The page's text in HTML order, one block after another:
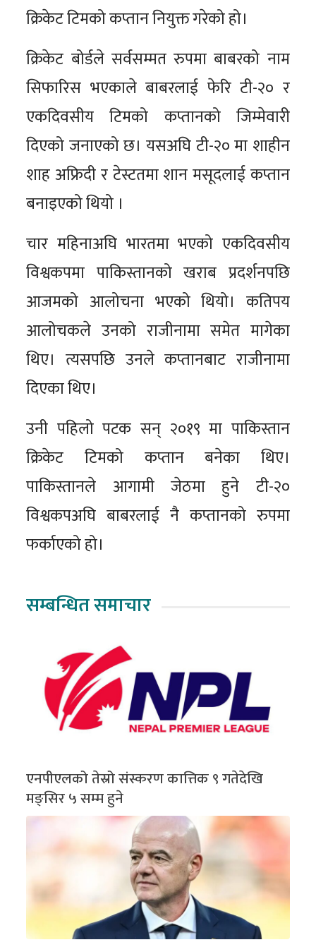
क्रिकेट टिमको कप्तान नियुक्त गरेको हो।
क्रिकेट बोर्डले सर्वसम्मत रुपमा बाबरको नाम
सिफारिस भएकाले बाबरलाई फेरि टी-२० र
एकदिवसीय टिमको कप्तानको जिम्मेवारी
दिएको जनाएको छ। यसअघि टी-२० मा शाहीन
शाह अफ्रिदी र टेस्टतमा शान मसूदलाई कप्तान
बनाइएको थियो ।
चार महिनाअघि भारतमा भएको एकदिवसीय
विश्वकपमा पाकिस्तानको खराब प्रदर्शनपछि
आजमको आलोचना भएको थियो। कतिपय
आलोचकले उनको राजीनामा समेत मागेका
थिए। त्यसपछि उनले कप्तानबाट राजीनामा
दिएका थिए।
उनी पहिलो पटक सन् २०१९ मा पाकिस्तान
क्रिकेट टिमको कप्तान बनेका थिए।
पाकिस्तानले आगामी जेठमा हुने टी-२०
विश्वकपअघि बाबरलाई नै कप्तानको रुपमा
फर्काएको हो।
सम्बन्धित समाचार
एनपीएलको तेस्रो संस्करण कात्तिक ९ गतेदेखि
मङ्सिर ५ सम्म हुने